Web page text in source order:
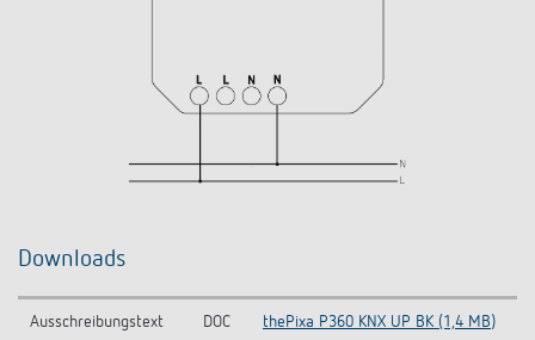
Downloads
Ausschreibungstext DOC thePixa P360 KNX UP BK (1,4 MB)